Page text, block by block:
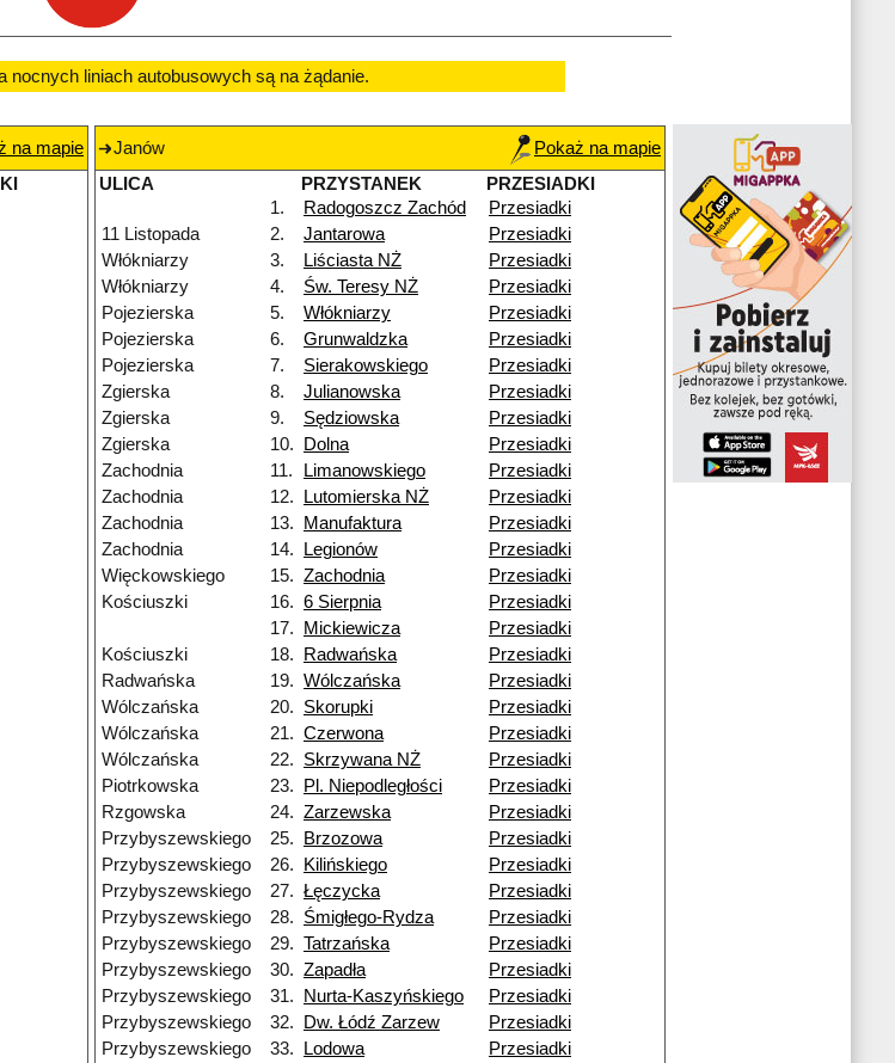
nocnych liniach autobusowych są na żądanie.
na mapie
Janów
Pokaż na mapie
ULICA
PRZYSTANEK
PRZESIADKI
1.
Radogoszcz Zachód
Przesiadki
11 Listopada
2. Jantarowa
Przesiadki
Włókniarzy
3. Liściasta NŻ
Przesiadki
Włókniarzy
4. Św. Teresy NŻ
Przesiadki
Pojezierska
5. Włókniarzy
Przesiadki
Pojezierska
6. Grunwaldzka
Przesiadki
Pojezierska
7. Sierakowskiego
Przesiadki
Zgierska
8. Julianowska
Przesiadki
Zgierska
9. Sędziowska
Przesiadki
Zgierska
10. Dolna
Przesiadki
Zachodnia
11. Limanowskiego
Przesiadki
Zachodnia
12. Lutomierska NŻ
Przesiadki
Zachodnia
13. Manufaktura
Przesiadki
Zachodnia
14. Legionów
Przesiadki
Więckowskiego
15. Zachodnia
Przesiadki
Kościuszki
16. 6 Sierpnia
Przesiadki
17.
Mickiewicza
Przesiadki
Kościuszki
18. Radwańska
Przesiadki
Radwańska
19. Wólczańska
Przesiadki
Wólczańska
20. Skorupki
Przesiadki
Wólczańska
21. Czerwona
Przesiadki
Wólczańska
22. Skrzywana NŻ
Przesiadki
Piotrkowska
23. Pl. Niepodległości
Przesiadki
Rzgowska
24. Zarzewska
Przesiadki
Przybyszewskiego
25. Brzozowa
Przesiadki
Przybyszewskiego
26. Kilińskiego
Przesiadki
Przybyszewskiego
27. Łęczycka
Przesiadki
Przybyszewskiego
28. Śmigłego-Rydza
Przesiadki
Przybyszewskiego
29. Tatrzańska
Przesiadki
Przybyszewskiego
30. Zapadła
Przesiadki
Przybyszewskiego
31. Nurta-Kaszyńskiego
Przesiadki
Przybyszewskiego
32. Dw. Łódź Zarzew
Przesiadki
Przybyszewskiego
33. Lodowa Przesiadki